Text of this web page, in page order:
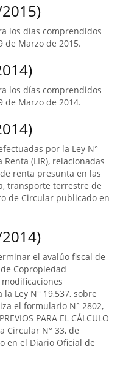
los días comprendidos
de Marzo de 2015.
los días comprendidos
de Marzo de 2014.
por la Ley N°
(LIR), relacionadas
renta presunta en las
transporte terrestre de
de Circular publicado en
el avalúo fiscal de
Copropiedad
Ley N° 19,537, sobre
el formulario N° 2802,
PARA EL CÁLCULO
Circular N° 33, de
en el Diario Oficial de